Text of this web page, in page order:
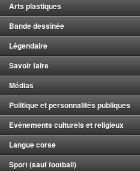
Arts plastiques
Bande dessinée
Légendaire
Savoir faire
Médias
Politique et personnalités publiques
Evénements culturels et religieux
Langue corse
Sport (sauf football)